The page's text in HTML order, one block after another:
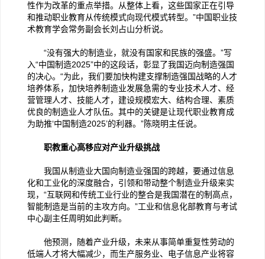
性作为改革的重点举措。从整体上看，这些国家正在引导
和推动职业教育从传统模式向现代模式转型。”中国职业技
术教育学会常务副会长刘占山分析说。
“没有强大的制造业，就没有国家和民族的强盛。”写
入“中国制造2025”中的这段话，彰显了我国迈向制造强国
的决心。“为此，我们要加快构建支撑制造强国战略的人才
培养体系，加快培养制造业发展急需的专业技术人才、经
营管理人才、技能人才，建设规模宏大、结构合理、素质
优良的制造业人才队伍。其中的关键是让现代职业教育成
为助推‘中国制造2025’的利器。”陈晓明主任说。
职教重心高移应对产业升级挑战
我国从制造业大国向制造业强国的跨越，要通过信息
化和工业化的深度融合，引领和带动整个制造业升级来实
现，“互联网和传统工业行业的整合是我国潜在的制高点，
智能制造是当前的主攻方向。”工业和信息化部教育与考试
中心副主任周明如此判断。
他预测，随着产业升级，未来从事简单重复性劳动的
低端人才将大幅减少，而生产服务业、电子信息产业将容